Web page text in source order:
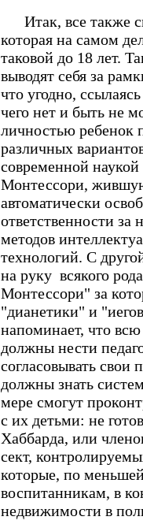
Итак, все также
которая на самом
таковой до 18 лет.
выводят себя за
что угодно,
чего нет и быть не
личностью ребенок
различных
современной
Монтессори,
автоматически
ответственности за
методов
технологий. С
на руку всякого
Монтессори" за
"дианетики" и
напоминает, что всю
должны нести
согласовывать
должны знать
мере смогут
с их детьми: не
Хаббарда, или
сект,
которые, по
воспитанникам, в
недвижимости в